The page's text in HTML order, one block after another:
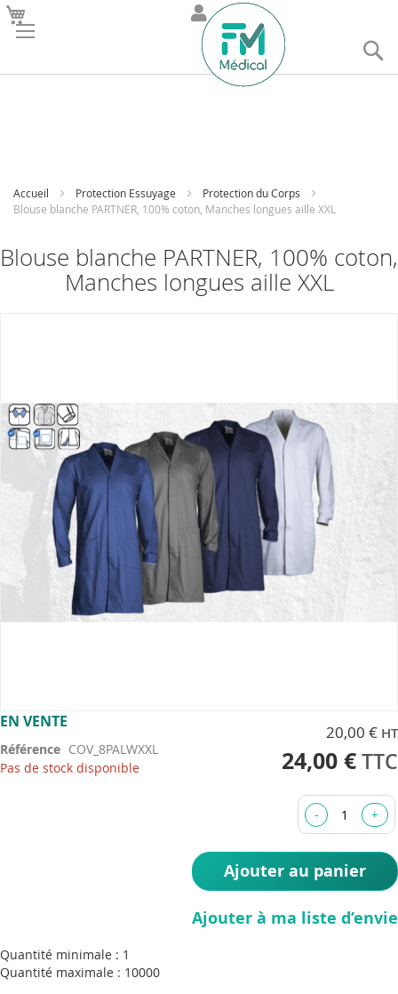
Accueil Protection Essuyage
Protection du Corps
Blouse blanche PARTNER, 100% coton, Manches longues aille XXL
Blouse blanche PARTNER, 100% coton,
Manches longues aille XXL
EN VENTE
Référence COV_8PALWXXL
Pas de stock disponible
20,00 €
24,00 €
Ajouter au panier
Ajouter à ma liste d’envie
Quantité minimale : 1
Quantité maximale : 10000
the
images
gallery
Skip
the
beginning